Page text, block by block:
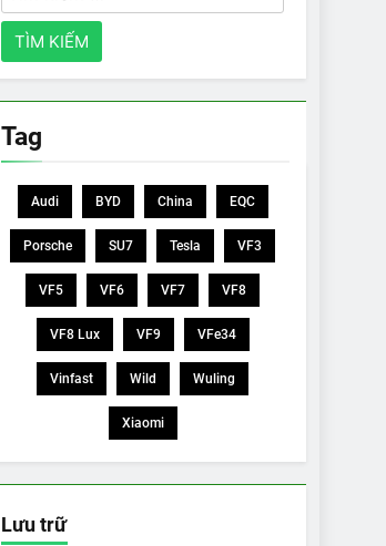
kiếm
cho:
Tag
Audi BYD China EQC
Porsche SU7 Tesla VF3
VF5 VF6 VF7 VF8
VF8 Lux VF9 VFe34
Vinfast Wild Wuling
Xiaomi
Lưu trữ